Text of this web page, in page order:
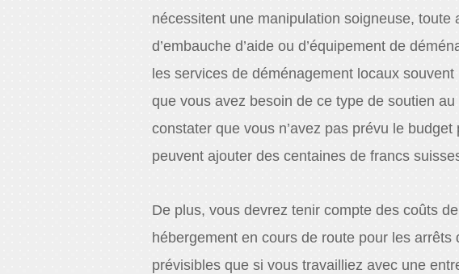
nécessitent une manipulation soigneuse,
d’embauche d’aide ou d’équipement de
les services de déménagement locaux
que vous avez besoin de ce type de soutien
constater que vous n’avez pas prévu le
peuvent ajouter des centaines de francs
De plus, vous devrez tenir compte des coûts
hébergement en cours de route pour les
prévisibles que si vous travailliez avec une